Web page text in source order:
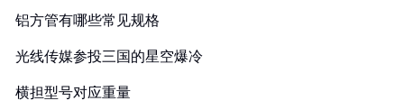
铝方管有哪些常见规格
光线传媒参投三国的星空爆冷
横担型号对应重量